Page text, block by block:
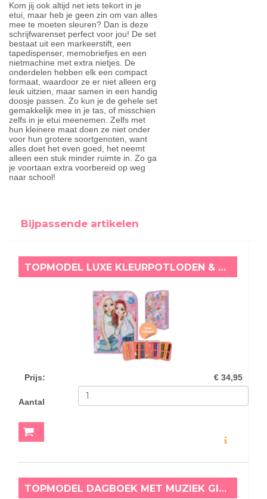
Kom jij ook altijd net iets tekort in je
etui, maar heb je geen zin om van alles
mee te moeten sleuren? Dan is deze
schrijfwarenset perfect voor jou! De set
bestaat uit een markeerstift, een
tapedispenser, memobriefjes en een
nietmachine met extra nietjes. De
onderdelen hebben elk een compact
formaat, waardoor ze er niet alleen erg
leuk uitzien, maar samen in een handig
doosje passen. Zo kun je de gehele set
gemakkelijk mee in je tas, of misschien
zelfs in je etui meenemen. Zelfs met
hun kleinere maat doen ze niet onder
voor hun grotere soortgenoten, want
alles doet het even goed, het neemt
alleen een stuk minder ruimte in. Zo ga
je voortaan extra voorbereid op weg
naar school!
Bijpassende artikelen
TOPMODEL LUXE KLEURPOTLODEN & VILTSTIFTEN ETUI GIRL POWER
Prijs: € 34,95
Aantal
TOPMODEL DAGBOEK MET MUZIEK GIRL POWER